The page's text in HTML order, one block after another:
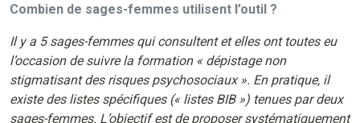
Combien de sages-femmes utilisent l’outil ?
Il y a 5 sages-femmes qui consultent et elles ont toutes eu
l’occasion de suivre la formation « dépistage non
stigmatisant des risques psychosociaux ». En pratique, il
existe des listes spécifiques (« listes BIB ») tenues par deux
sages-femmes. L’objectif est de proposer systématiquement